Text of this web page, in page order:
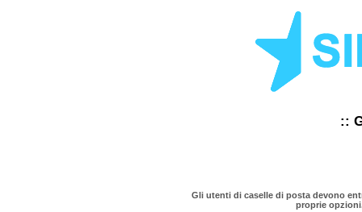
::
Gli utenti di caselle di posta devono
proprie